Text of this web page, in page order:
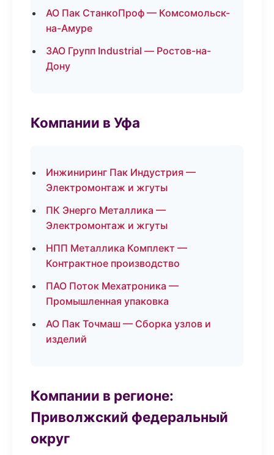
АО Пак СтанкоПроф — Комсомольск-
на-Амуре
ЗАО Групп Industrial — Ростов-на-
Дону
Компании в Уфа
Инжиниринг Пак Индустрия —
Электромонтаж и жгуты
ПК Энерго Металлика —
Электромонтаж и жгуты
НПП Металлика Комплект —
Контрактное производство
ПАО Поток Мехатроника —
Промышленная упаковка
АО Пак Точмаш — Сборка узлов и
изделий
Компании в регионе:
Приволжский федеральный
округ